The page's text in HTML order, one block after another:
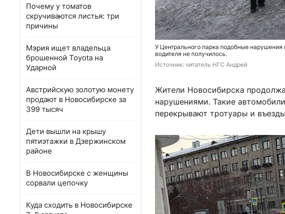
Почему у томатов
скручиваются листья: три
причины
Мэрия ищет владельца
брошенной Toyota на
Ударной
Австрийскую золотую монету
продают в Новосибирске за
399 тысяч
Дети вышли на крышу
пятиэтажки в Дзержинском
районе
В Новосибирске с женщины
сорвали цепочку
Куда сходить в Новосибирске
У Центрального парка подобные нарушения
водителя не получилось.
Источник: читатель НГС Андрей
Жители Новосибирска
нарушениями. Такие
перекрывают тротуары и